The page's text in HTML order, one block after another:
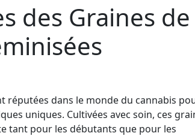
des Graines de
réputées dans le monde du cannabis
uniques. Cultivées avec soin, ces
tant pour les débutants que pour les